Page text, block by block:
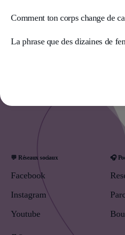
Comment ton corps change de
💬 Réseaux sociaux
Facebook
Instagram
Youtube
🎧